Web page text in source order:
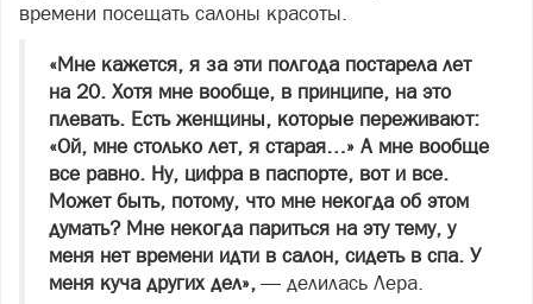
времени посещать салоны красоты.
«Мне кажется, я за эти полгода постарела лет
на 20. Хотя мне вообще, в принципе, на это
плевать. Есть женщины, которые переживают:
«Ой, мне столько лет, я старая…» А мне вообще
все равно. Ну, цифра в паспорте, вот и все.
Может быть, потому, что мне некогда об этом
думать? Мне некогда париться на эту тему, у
меня нет времени идти в салон, сидеть в спа. У
меня куча других дел», — делилась Лера.